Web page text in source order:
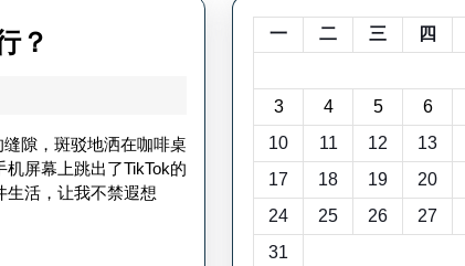
？
南
亚
可
隙，斑驳地洒在咖啡桌
屏幕上跳出了TikTok的
生活，让我不禁遐想
一 二 三 四
3
4 5 6
10
11 12 13
17
18 19 20
24
25 26 27
31